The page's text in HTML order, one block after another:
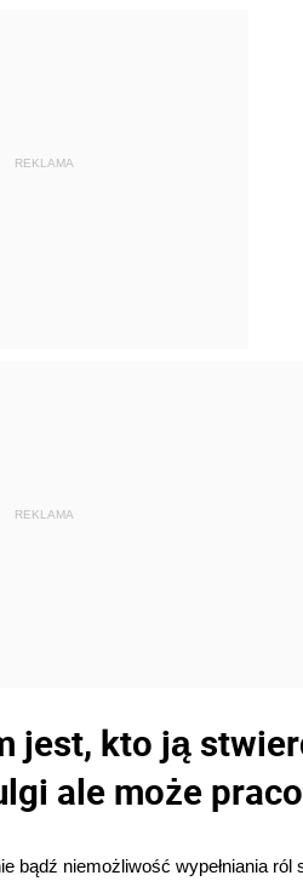
REKLAMA
REKLAMA
jest, kto ją
ale może
bądź niemożliwość wypełniania ról